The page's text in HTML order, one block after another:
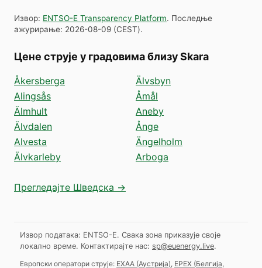
Извор: ENTSO-E Transparency Platform. Последње
ажурирање: 2026-08-09 (CEST).
Цене струје у градовима близу Skara
Åkersberga
Alingsås
Älmhult
Älvdalen
Alvesta
Älvkarleby
Älvsbyn
Åmål
Aneby
Ånge
Ängelholm
Arboga
Прегледајте Шведска →
Извор података: ENTSO-E. Свака зона приказује своје
локално време. Контактирајте нас: sp@euenergy.live.
Европски оператори струје: EXAA (Аустрија) EPEX (Белгија,